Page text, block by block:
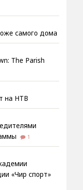
самого дома
The Parish
на НТВ
1
«Чир спорт»